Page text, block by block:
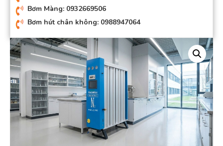
Bơm Màng: 0932669506
Bơm hút chân không: 0988947064